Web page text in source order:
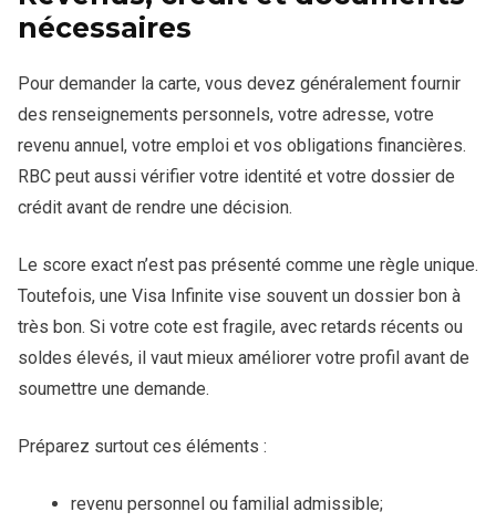
nécessaires
Pour demander la carte, vous devez généralement fournir
des renseignements personnels, votre adresse, votre
revenu annuel, votre emploi et vos obligations financières.
RBC peut aussi vérifier votre identité et votre dossier de
crédit avant de rendre une décision.
Le score exact n’est pas présenté comme une règle unique.
Toutefois, une Visa Infinite vise souvent un dossier bon à
très bon. Si votre cote est fragile, avec retards récents ou
soldes élevés, il vaut mieux améliorer votre profil avant de
soumettre une demande.
Préparez surtout ces éléments :
revenu personnel ou familial admissible;